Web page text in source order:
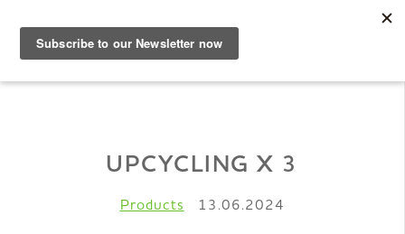
UPCYCLING X 3
Products 13.06.2024